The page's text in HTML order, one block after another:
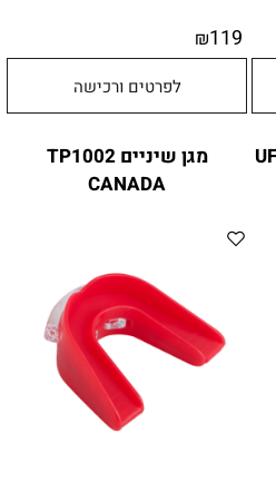
₪119
לפרטים ורכישה
מגן שיניים TP1002
CANADA